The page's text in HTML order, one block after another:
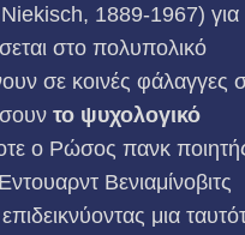
1889-1967) για
στο πολυπολικό
σε κοινές φάλαγγες
το ψυχολογικό
ο Ρώσος πανκ
Βενιαμίνοβιτς
μια